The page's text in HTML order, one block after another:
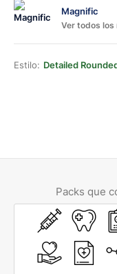
Magnific
Ver todos
Estilo: Detailed
Packs que